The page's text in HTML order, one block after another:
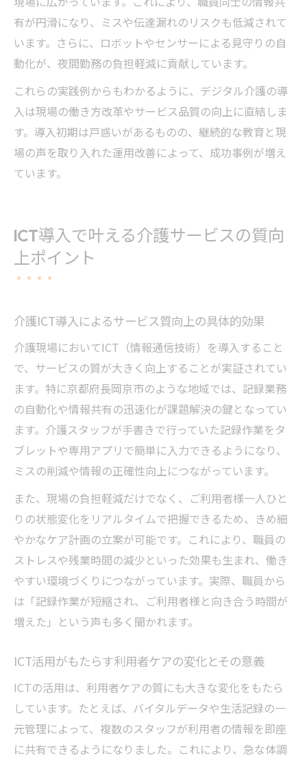
有が円滑になり、ミスや伝達漏れのリスクも低減されて
います。さらに、ロボットやセンサーによる見守りの自
動化が、夜間勤務の負担軽減に貢献しています。
これらの実践例からもわかるように、デジタル介護の導
入は現場の働き方改革やサービス品質の向上に直結しま
す。導入初期は戸惑いがあるものの、継続的な教育と現
場の声を取り入れた運用改善によって、成功事例が増え
ています。
ICT導入で叶える介護サービスの質向
上ポイント
介護ICT導入によるサービス質向上の具体的効果
介護現場においてICT（情報通信技術）を導入すること
で、サービスの質が大きく向上することが実証されてい
ます。特に京都府長岡京市のような地域では、記録業務
の自動化や情報共有の迅速化が課題解決の鍵となってい
ます。介護スタッフが手書きで行っていた記録作業をタ
ブレットや専用アプリで簡単に入力できるようになり、
ミスの削減や情報の正確性向上につながっています。
また、現場の負担軽減だけでなく、ご利用者様一人ひと
りの状態変化をリアルタイムで把握できるため、きめ細
やかなケア計画の立案が可能です。これにより、職員の
ストレスや残業時間の減少といった効果も生まれ、働き
やすい環境づくりにつながっています。実際、職員から
は「記録作業が短縮され、ご利用者様と向き合う時間が
増えた」という声も多く聞かれます。
ICT活用がもたらす利用者ケアの変化とその意義
ICTの活用は、利用者ケアの質にも大きな変化をもたら
しています。たとえば、バイタルデータや生活記録の一
元管理によって、複数のスタッフが利用者の情報を即座
に共有できるようになりました。これにより、急な体調